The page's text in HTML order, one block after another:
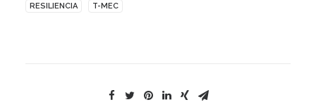
RESILIENCIA T-MEC